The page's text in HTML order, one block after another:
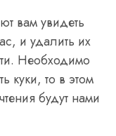
вам увидеть
и удалить их
Необходимо
куки, то в этом
будут нами